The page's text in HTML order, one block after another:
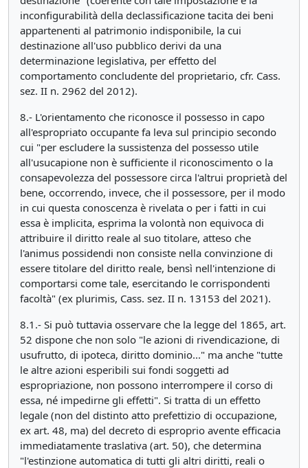
inconfigurabilità della declassificazione tacita dei beni
appartenenti al patrimonio indisponibile, la cui
destinazione all'uso pubblico derivi da una
determinazione legislativa, per effetto del
comportamento concludente del proprietario, cfr. Cass.
sez. II n. 2962 del 2012).
8.- L'orientamento che riconosce il possesso in capo
all'espropriato occupante fa leva sul principio secondo
cui "per escludere la sussistenza del possesso utile
all'usucapione non è sufficiente il riconoscimento o la
consapevolezza del possessore circa l'altrui proprietà del
bene, occorrendo, invece, che il possessore, per il modo
in cui questa conoscenza è rivelata o per i fatti in cui
essa è implicita, esprima la volontà non equivoca di
attribuire il diritto reale al suo titolare, atteso che
l'animus possidendi non consiste nella convinzione di
essere titolare del diritto reale, bensì nell'intenzione di
comportarsi come tale, esercitando le corrispondenti
facoltà" (ex plurimis, Cass. sez. II n. 13153 del 2021).
8.1.- Si può tuttavia osservare che la legge del 1865, art.
52 dispone che non solo "le azioni di rivendicazione, di
usufrutto, di ipoteca, diritto dominio..." ma anche "tutte
le altre azioni esperibili sui fondi soggetti ad
espropriazione, non possono interrompere il corso di
essa, né impedirne gli effetti". Si tratta di un effetto
legale (non del distinto atto prefettizio di occupazione,
ex art. 48, ma) del decreto di esproprio avente efficacia
immediatamente traslativa (art. 50), che determina
"l'estinzione automatica di tutti gli altri diritti, reali o